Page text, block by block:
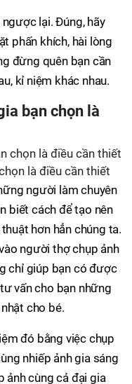
lại. Đúng, hãy
phấn khích, hài lòng
đừng quên bạn cần
kỉ niệm khác nhau.
bạn chọn là
là điều cần thiết
người làm chuyên
biết cách để tạo nên
hơn hẳn chúng ta.
người thợ chụp ảnh
chỉ giúp bạn có được
vấn cho bạn những
cho bé.
đó bằng việc chụp
nhiếp ảnh gia sáng
ảnh cùng cả đại gia